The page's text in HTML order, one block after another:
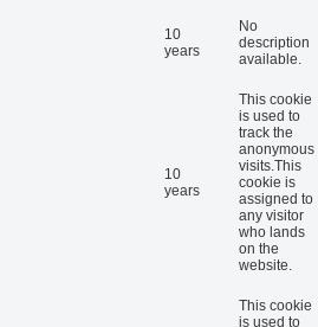
10
years
No
description
available.
10
years
This cookie
is used to
track the
anonymous
visits.This
cookie is
assigned to
any visitor
who lands
on the
website.
This cookie
is used to